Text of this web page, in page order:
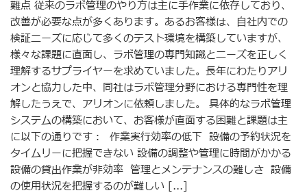
難点 従来のラボ管理のやり方は主に手作業に依存しており、
改善が必要な点が多くあります。あるお客様は、自社内での
検証ニーズに応じて多くのテスト環境を構築していますが、
様々な課題に直面し、ラボ管理の専門知識とニーズを正しく
理解するサプライヤーを求めていました。長年にわたりアリ
オンと協力した中、同社はラボ管理分野における専門性を理
解したうえで、アリオンに依頼しました。 具体的なラボ管理
システムの構築において、お客様が直面する困難と課題は主
に以下の通りです： 作業実行効率の低下 設備の予約状況を
タイムリーに把握できない 設備の調整や管理に時間がかかる
設備の貸出作業が非効率 管理とメンテナンスの難しさ 設備
の使用状況を把握するのが難しい [...]